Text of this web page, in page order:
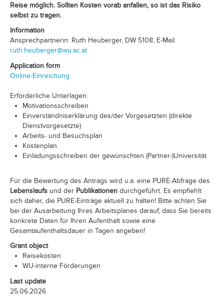
Reise möglich. Sollten Kosten vorab anfallen, so ist das Risiko
selbst zu tragen.
Information
Ansprechpartnerin: Ruth Heuberger, DW 5108, E-Mail:
ruth.heuberger@wu.ac.at
Application form
Online-Einreichung
Erforderliche Unterlagen:
Motivationsschreiben
Einverständniserklärung des/der Vorgesetzten (direkte
Dienstvorgesetzte)
Arbeits- und Besuchsplan
Kostenplan
Einladungsschreiben der gewünschten (Partner-)Universität
Für die Bewertung des Antrags wird u.a. eine PURE-Abfrage des
Lebenslaufs und der Publikationen durchgeführt. Es empfiehlt
sich daher, die PURE-Einträge aktuell zu halten! Bitte achten Sie
bei der Ausarbeitung Ihres Arbeitsplanes darauf, dass Sie bereits
konkrete Daten für Ihren Aufenthalt sowie eine
Gesamtaufenthaltsdauer in Tagen angeben!
Grant object
Reisekosten
WU-interne Förderungen
Last update
25.06.2026